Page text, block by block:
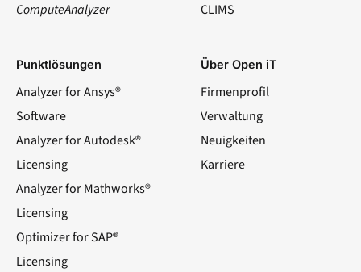
ComputeAnalyzer
CLIMS
Punktlösungen
Analyzer for Ansys®
Software
Analyzer for Autodesk®
Licensing
Analyzer for Mathworks®
Licensing
Optimizer for SAP®
Licensing
Über Open iT
Firmenprofil
Verwaltung
Neuigkeiten
Karriere